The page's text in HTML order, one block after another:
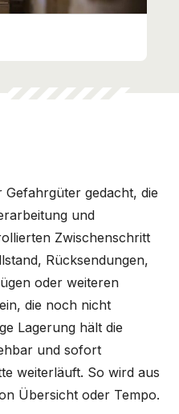
gedacht, die
und
Zwischenschritt
Rücksendungen,
oder weiteren
die noch nicht
Lagerung hält die
und sofort
weiterläuft. So wird aus
Übersicht oder Tempo.